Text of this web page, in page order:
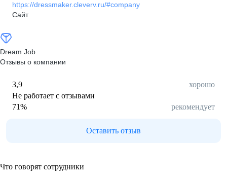
https://dressmaker.cleverv.ru/#company
Сайт
Dream Job
Отзывы о компании
3,9
хорошо
Не работает с отзывами
71% рекомендует
Оставить отзыв
Что говорят сотрудники